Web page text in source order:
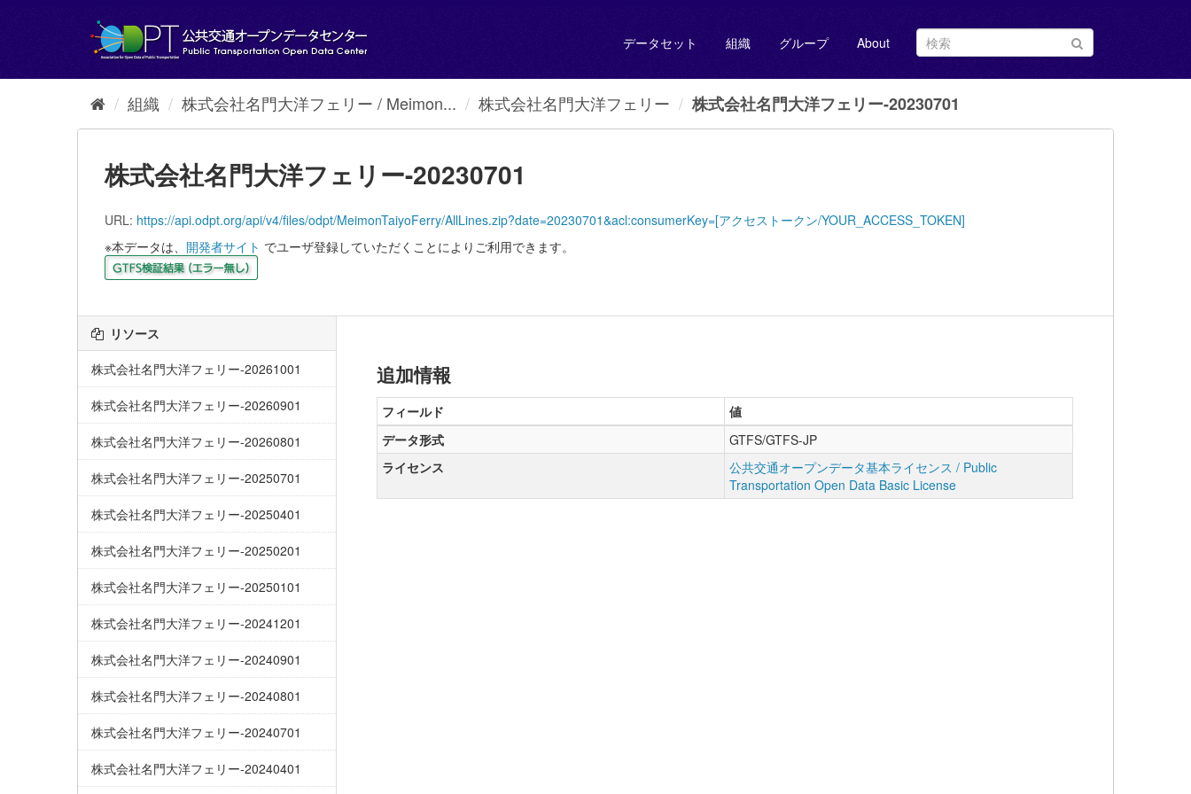
し
データセット 組織 グループ About
組織 株式会社名門大洋フェリー / Meimon... 株式会社名門大洋フェリー 株式会社名門大洋フェリー-20230701
株式会社名門大洋フェリー-20230701
URL: https://api.odpt.org/api/v4/files/odpt/MeimonTaiyoFerry/AllLines.zip?date=20230701&acl:consumerKey=[アクセストークン/YOUR_ACCESS_TOKEN]
※本データは、 開発者サイト でユーザ登録していただくことによりご利用できます。
リソース
株式会社名門大洋フェリー-20261001
株式会社名門大洋フェリー-20260901
株式会社名門大洋フェリー-20260801
株式会社名門大洋フェリー-20250701
株式会社名門大洋フェリー-20250401
株式会社名門大洋フェリー-20250201
株式会社名門大洋フェリー-20250101
株式会社名門大洋フェリー-20241201
株式会社名門大洋フェリー-20240901
株式会社名門大洋フェリー-20240801
株式会社名門大洋フェリー-20240701
株式会社名門大洋フェリー-20240401
追加情報
フィールド
値
データ形式
GTFS/GTFS-JP
ライセンス
公共交通オープンデータ基本ライセンス / Public
Transportation Open Data Basic License